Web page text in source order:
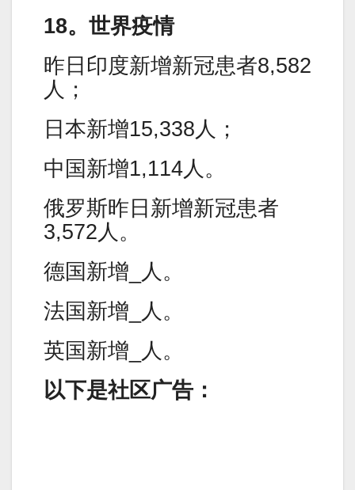
18。世界疫情
昨日印度新增新冠患者8,582
人；
日本新增15,338人；
中国新增1,114人。
俄罗斯昨日新增新冠患者
3,572人。
德国新增_人。
法国新增_人。
英国新增_人。
以下是社区广告：